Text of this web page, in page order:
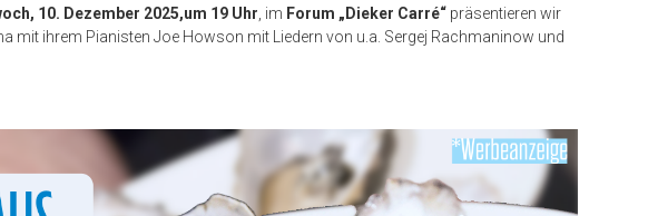
10. Dezember 2025,um 19 Uhr , im Forum „Dieker Carré“ präsentieren wir
mit ihrem Pianisten Joe Howson mit Liedern von u.a. Sergej Rachmaninow und